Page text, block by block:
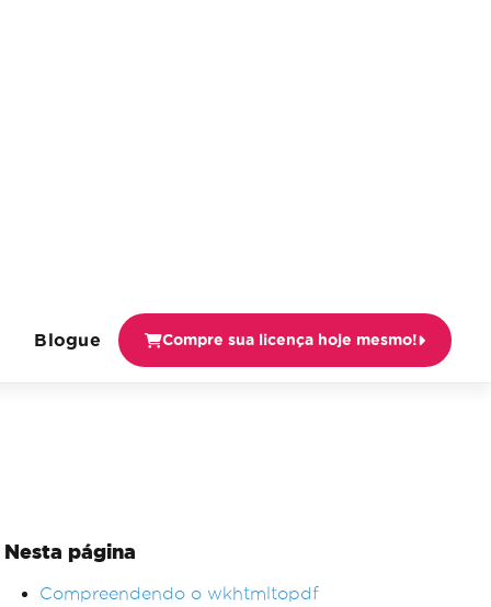
Blogue Compre sua licença hoje mesmo!
Nesta página
Compreendendo o wkhtmltopdf